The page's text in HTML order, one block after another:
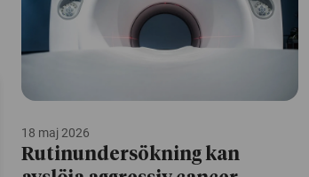
18 maj 2026
Rutinundersökning kan